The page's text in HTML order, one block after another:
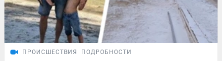
ПРОИСШЕСТВИЯ ПОДРОБНОСТИ